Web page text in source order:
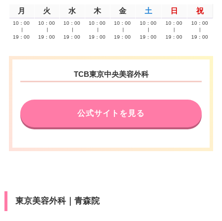
月 火 水 木 金 土 日 祝
10：00
19：00
10：00
19：00
10：00
19：00
10：00
19：00
10：00
19：00
10：00
19：00
10：00
19：00
10：00
19：00
TCB東京中央美容外科
公式サイトを見る
東京美容外科｜青森院